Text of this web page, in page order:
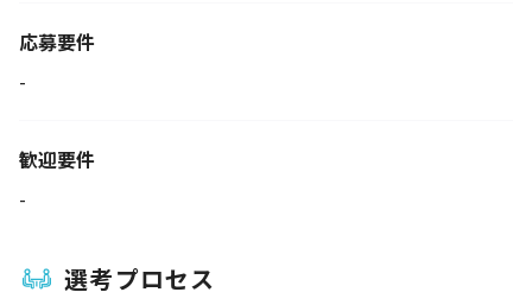
応募要件
-
歓迎要件
-
選考プロセス